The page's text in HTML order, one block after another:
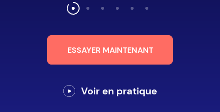
ESSAYER MAINTENANT
Voir en pratique